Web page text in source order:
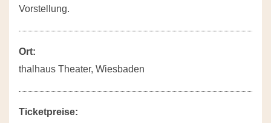
Vorstellung.
Ort:
thalhaus Theater, Wiesbaden
Ticketpreise: